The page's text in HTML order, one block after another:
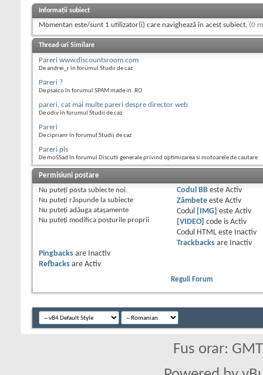
Informații subiect
Momentan este/sunt 1 utilizator(i) care navighează în acest subiect. (0
Thread-uri Similare
Pareri www.discountsroom.com
De andrei_r în forumul Studii de caz
Pareri ?
De psaico în forumul SPAM made in .RO
pareri, cat mai multe pareri despre director web
De odiv în forumul Studii de caz
Pareri
De ciprianr în forumul Studii de caz
Pareri pls
De moSSad în forumul Discutii generale privind optimizarea si motoarele de cautare
Permisiuni postare
Nu puteţi posta subiecte noi.
Nu puteţi răspunde la subiecte
Nu puteţi adăuga ataşamente
Nu puteţi modifica posturile proprii
Codul BBeste Activ
Zâmbeteeste Activ
Codul
[IMG] este Activ
[VIDEO] code is Activ
Codul HTML este
Inactiv
Trackbacksare
Inactiv
Pingbacks are
Inactiv
Refbacks are Activ
Reguli Forum
Fus orar: